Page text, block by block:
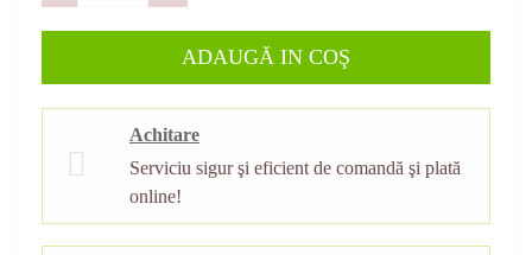
ADAUGĂ IN COŞ
Achitare
Serviciu sigur şi eficient de comandă şi plată
online!